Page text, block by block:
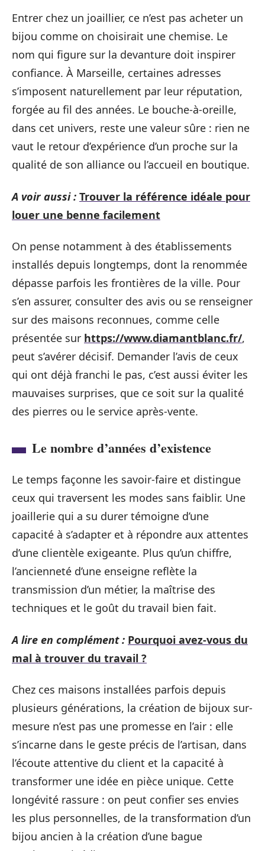
Entrer chez un joaillier, ce n’est pas acheter un
bijou comme on choisirait une chemise. Le
nom qui figure sur la devanture doit inspirer
confiance. À Marseille, certaines adresses
s’imposent naturellement par leur réputation,
forgée au fil des années. Le bouche-à-oreille,
dans cet univers, reste une valeur sûre : rien ne
vaut le retour d’expérience d’un proche sur la
qualité de son alliance ou l’accueil en boutique.
A voir aussi : Trouver la référence idéale pour
louer une benne facilement
On pense notamment à des établissements
installés depuis longtemps, dont la renommée
dépasse parfois les frontières de la ville. Pour
s’en assurer, consulter des avis ou se renseigner
sur des maisons reconnues, comme celle
présentée sur https://www.diamantblanc.fr/,
peut s’avérer décisif. Demander l’avis de ceux
qui ont déjà franchi le pas, c’est aussi éviter les
mauvaises surprises, que ce soit sur la qualité
des pierres ou le service après-vente.
Le nombre d’années d’existence
Le temps façonne les savoir-faire et distingue
ceux qui traversent les modes sans faiblir. Une
joaillerie qui a su durer témoigne d’une
capacité à s’adapter et à répondre aux attentes
d’une clientèle exigeante. Plus qu’un chiffre,
l’ancienneté d’une enseigne reflète la
transmission d’un métier, la maîtrise des
techniques et le goût du travail bien fait.
A lire en complément : Pourquoi avez-vous du
mal à trouver du travail ?
Chez ces maisons installées parfois depuis
plusieurs générations, la création de bijoux sur-
mesure n’est pas une promesse en l’air : elle
s’incarne dans le geste précis de l’artisan, dans
l’écoute attentive du client et la capacité à
transformer une idée en pièce unique. Cette
longévité rassure : on peut confier ses envies
les plus personnelles, de la transformation d’un
bijou ancien à la création d’une bague